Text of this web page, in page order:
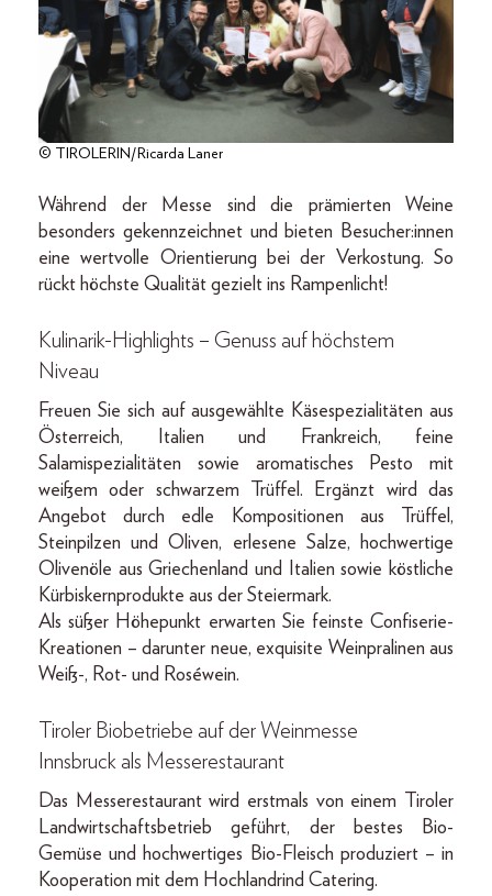
© TIROLERIN/Ricarda Laner
Während der Messe sind die prämierten Weine
besonders gekennzeichnet und bieten Besucher:innen
eine wertvolle Orientierung bei der Verkostung. So
rückt höchste Qualität gezielt ins Rampenlicht!
Kulinarik-Highlights – Genuss auf höchstem
Niveau
Freuen Sie sich auf ausgewählte Käsespezialitäten aus
Österreich, Italien und Frankreich, feine
Salamispezialitäten sowie aromatisches Pesto mit
weißem oder schwarzem Trüffel. Ergänzt wird das
Angebot durch edle Kompositionen aus Trüffel,
Steinpilzen und Oliven, erlesene Salze, hochwertige
Olivenöle aus Griechenland und Italien sowie köstliche
Kürbiskernprodukte aus der Steiermark.
Als süßer Höhepunkt erwarten Sie feinste Confiserie-
Kreationen – darunter neue, exquisite Weinpralinen aus
Weiß-, Rot- und Roséwein.
Tiroler Biobetriebe auf der Weinmesse
Innsbruck als Messerestaurant
Das Messerestaurant wird erstmals von einem Tiroler
Landwirtschaftsbetrieb geführt, der bestes Bio-
Gemüse und hochwertiges Bio-Fleisch produziert – in
Kooperation mit dem Hochlandrind Catering.